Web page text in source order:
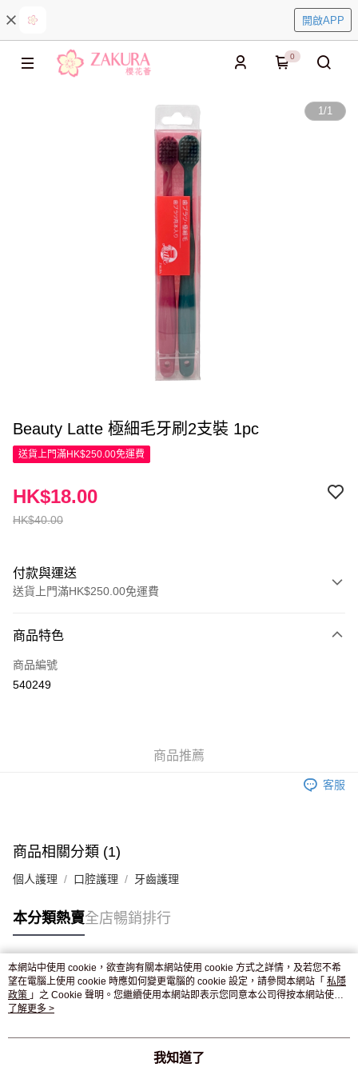
開啟APP
0
1/1
Beauty Latte 極細毛牙刷2支裝 1pc
送貨上門滿HK$250.00免運費
HK$40.00
HK$18.00
付款與運送
送貨上門滿HK$250.00免運費
信用卡
Apple Pay
付款後門市自取，訂單確認後2-4個工作天到店，7天內取。逾期後
商品特色
商品編號
540249
商品推薦
客服
商品相關分類 (1)
個人護理 口腔護理 牙齒護理
本分類熱賣全店暢銷排行
熱門標籤
熱銷排行
本網站中使用 cookie，欲查詢有關本網站使用 cookie 方式之詳情，及若您不希
望在電腦上使用 cookie 時應如何變更電腦的 cookie 設定，請參閱本網站「 私隱
政策 」之 Cookie 聲明。您繼續使用本網站即表示您同意本公司得按本網站使用
條款之 Cookie 聲明使用 cookie。
了解更多 >
我知道了